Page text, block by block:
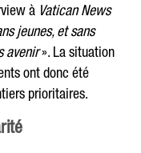
à Vatican News
jeunes, et sans
avenir». La situation
ont donc été
prioritaires.